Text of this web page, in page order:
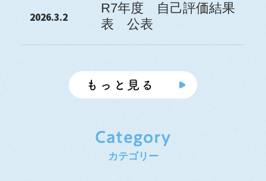
2026.3.2
R7年度 自己評価結果
表 公表
カテゴリー